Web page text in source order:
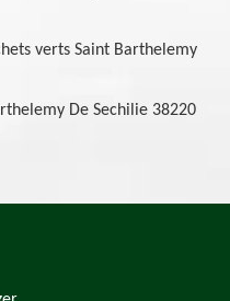
verts Saint Barthelemy
De Sechilie 38220